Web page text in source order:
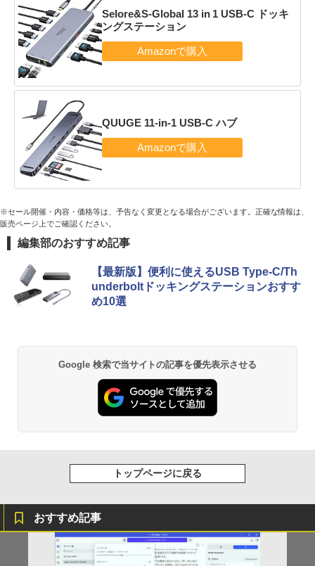
Selore&S-Global 13 in 1 USB-C ドッキ
ングステーション
QUUGE 11-in-1 USB-C ハブ
※セール開催・内容・価格等は、予告なく変更となる場合がございます。正確な情報は、
販売ページ上でご確認ください。
編集部のおすすめ記事
【最新版】便利に使えるUSB Type-C/Th
underboltドッキングステーションおすす
め10選
Google 検索で当サイトの記事を優先表示させる
トップページに戻る
おすすめ記事